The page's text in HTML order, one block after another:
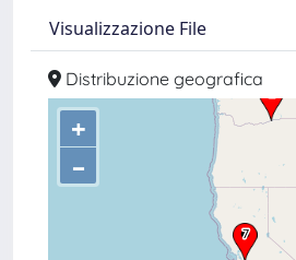
Visualizzazione File
Distribuzione geografica
+
–